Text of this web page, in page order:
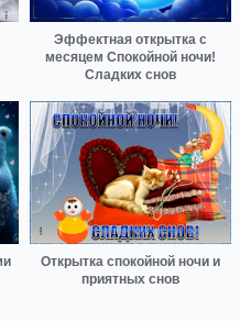
Эффектная открытка с
месяцем Спокойной ночи!
Сладких снов
Открытка спокойной ночи и
приятных снов